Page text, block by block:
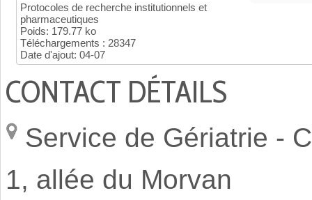
Protocoles de recherche institutionnels et
pharmaceutiques
Poids: 179.77 ko
Téléchargements : 28347
Date d'ajout: 04-07
CONTACT DÉTAILS
Service de Gériatrie -
1, allée du Morvan